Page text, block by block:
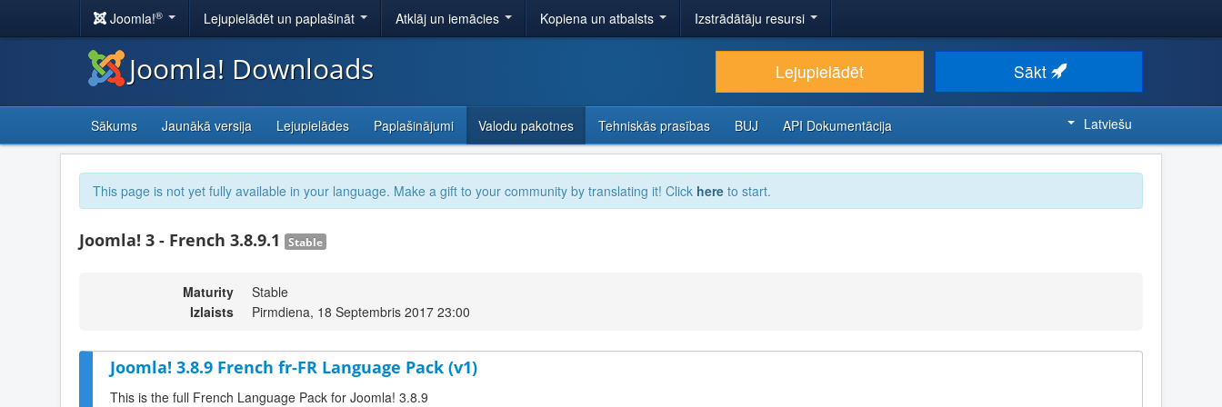
Joomla!® Lejupielādēt un paplašināt Atklāj un iemācies Kopiena un atbalsts Izstrādātāju resursi
Joomla! Downloads Lejupielādēt Sākt
Sākums Jaunākā versija Lejupielādes Paplašinājumi Valodu pakotnes Tehniskās prasības BUJ API Dokumentācija Latviešu
This page is not yet fully available in your language. Make a gift to your community by translating it! Click here to start.
Joomla! 3 - French 3.8.9.1 Stable
Maturity
Stable
Izlaists
Pirmdiena, 18 Septembris 2017 23:00
Joomla! 3.8.9 French fr-FR Language Pack (v1)
This is the full French Language Pack for Joomla! 3.8.9